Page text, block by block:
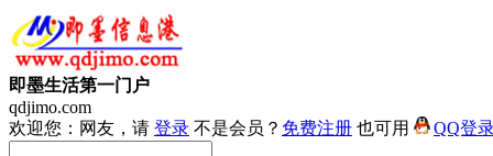
即墨生活第一门户
qdjimo.com
欢迎您：网友，请 登录 不是会员？ 免费注册 也可用 QQ登